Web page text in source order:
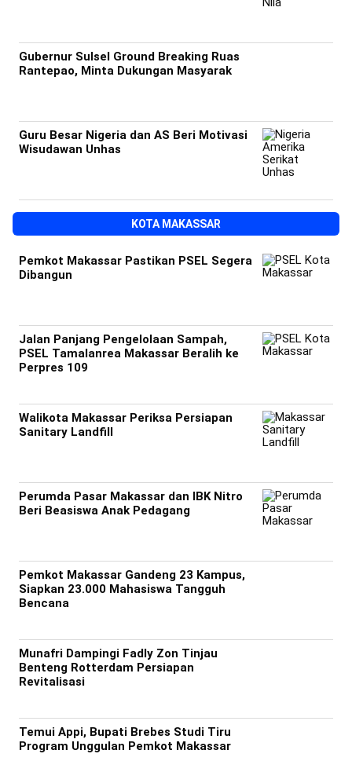
Gubernur Sulsel Ground Breaking Ruas
Rantepao, Minta Dukungan Masyarak
Guru Besar Nigeria dan AS Beri Motivasi
Wisudawan Unhas
KOTA MAKASSAR
Pemkot Makassar Pastikan PSEL Segera
Dibangun
Jalan Panjang Pengelolaan Sampah,
PSEL Tamalanrea Makassar Beralih ke
Perpres 109
Walikota Makassar Periksa Persiapan
Sanitary Landfill
Perumda Pasar Makassar dan IBK Nitro
Beri Beasiswa Anak Pedagang
Pemkot Makassar Gandeng 23 Kampus,
Siapkan 23.000 Mahasiswa Tangguh
Bencana
Munafri Dampingi Fadly Zon Tinjau
Benteng Rotterdam Persiapan
Revitalisasi
Temui Appi, Bupati Brebes Studi Tiru
Program Unggulan Pemkot Makassar